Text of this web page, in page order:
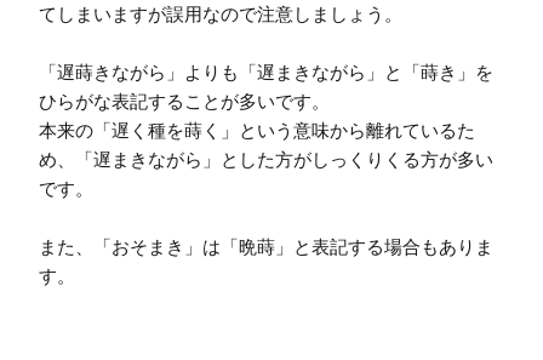
てしまいますが誤用なので注意しましょう。
「遅蒔きながら」よりも「遅まきながら」と「蒔き」を
ひらがな表記することが多いです。
本来の「遅く種を蒔く」という意味から離れているた
め、「遅まきながら」とした方がしっくりくる方が多い
です。
また、「おそまき」は「晩蒔」と表記する場合もありま
す。